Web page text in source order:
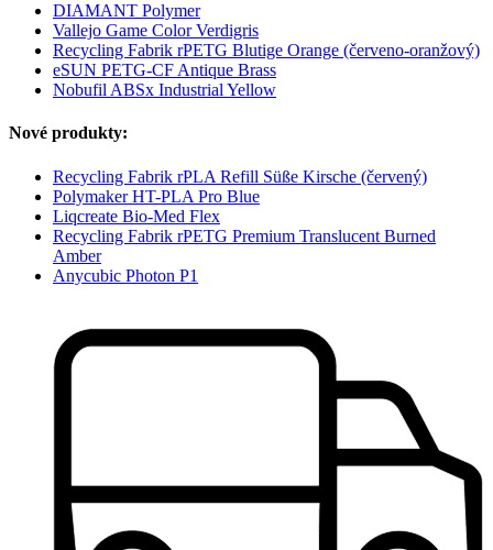
DIAMANT Polymer
Vallejo Game Color Verdigris
Recycling Fabrik rPETG Blutige Orange (červeno-oranžový)
eSUN PETG-CF Antique Brass
Nobufil ABSx Industrial Yellow
Nové produkty:
Recycling Fabrik rPLA Refill Süße Kirsche (červený)
Polymaker HT-PLA Pro Blue
Liqcreate Bio-Med Flex
Recycling Fabrik rPETG Premium Translucent Burned
Amber
Anycubic Photon P1